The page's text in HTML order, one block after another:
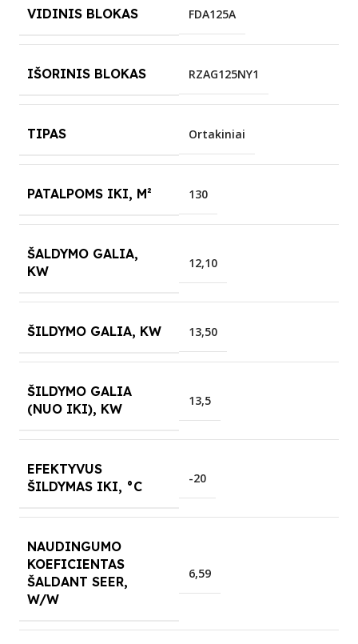
VIDINIS BLOKAS FDA125A
IŠORINIS BLOKAS RZAG125NY1
TIPAS Ortakiniai
PATALPOMS IKI, M² 130
ŠALDYMO GALIA,
KW
12,10
ŠILDYMO GALIA, KW 13,50
ŠILDYMO GALIA
(NUO IKI), KW
13,5
EFEKTYVUS
ŠILDYMAS IKI, °C
-20
NAUDINGUMO
KOEFICIENTAS
ŠALDANT SEER,
W/W
6,59